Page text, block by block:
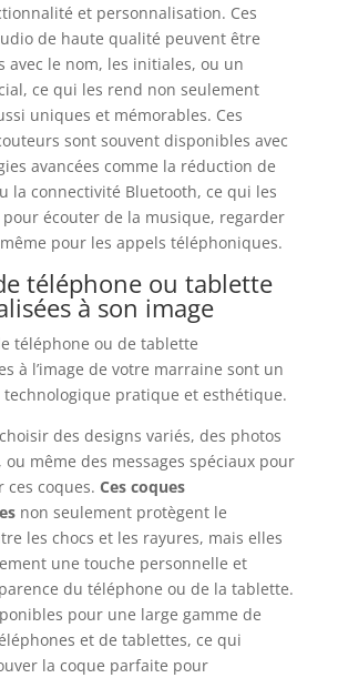
et personnalisation. Ces
de haute qualité peuvent être
avec le nom, les initiales, ou un
ce qui les rend non seulement
uniques et mémorables. Ces
sont souvent disponibles avec
avancées comme la réduction de
la connectivité Bluetooth, ce qui les
écouter de la musique, regarder
pour les appels téléphoniques.
téléphone ou tablette
à son image
téléphone ou de tablette
à l’image de votre marraine sont un
technologique pratique et esthétique.
des designs variés, des photos
ou même des messages spéciaux pour
ces coques. Ces coques
non seulement protègent le
les chocs et les rayures, mais elles
une touche personnelle et
du téléphone ou de la tablette.
pour une large gamme de
et de tablettes, ce qui
la coque parfaite pour